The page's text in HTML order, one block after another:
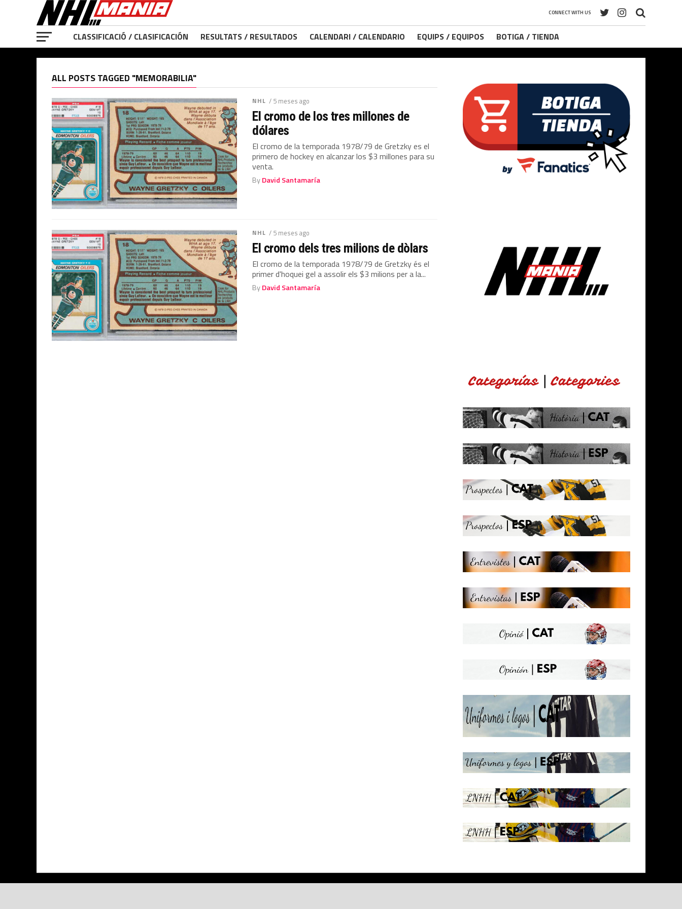
CONNECT WITH US
CLASSIFICACIÓ / CLASIFICACIÓN RESULTATS / RESULTADOS CALENDARI / CALENDARIO EQUIPS / EQUIPOS BOTIGA / TIENDA
ALL POSTS TAGGED "MEMORABILIA"
NHL / 5 meses ago
El cromo de los tres millones de
dólares
El cromo de la temporada 1978/79 de Gretzky es el
primero de hockey en alcanzar los $3 millones para su
venta.
ByDavid Santamaría
NHL / 5 meses ago
El cromo dels tres milions de dòlars
El cromo de la temporada 1978/79 de Gretzky és el
primer d'hoquei gel a assolir els $3 milions per a la...
ByDavid Santamaría